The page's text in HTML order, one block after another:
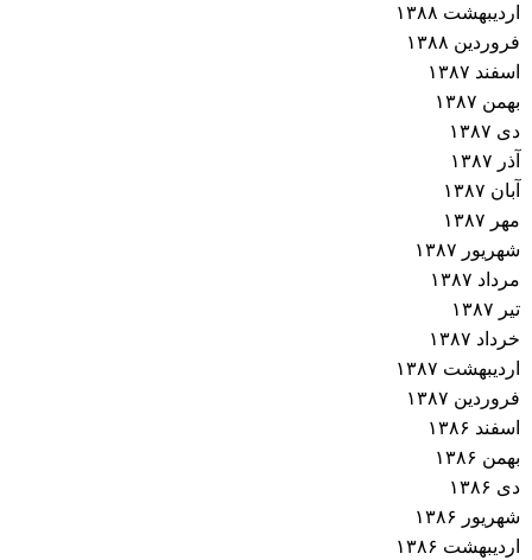
اردیبهشت ۱۳۸۸
فروردین ۱۳۸۸
اسفند ۱۳۸۷
بهمن ۱۳۸۷
دی ۱۳۸۷
آذر ۱۳۸۷
آبان ۱۳۸۷
مهر ۱۳۸۷
شهریور ۱۳۸۷
مرداد ۱۳۸۷
تیر ۱۳۸۷
خرداد ۱۳۸۷
اردیبهشت ۱۳۸۷
فروردین ۱۳۸۷
اسفند ۱۳۸۶
بهمن ۱۳۸۶
دی ۱۳۸۶
شهریور ۱۳۸۶
اردیبهشت ۱۳۸۶